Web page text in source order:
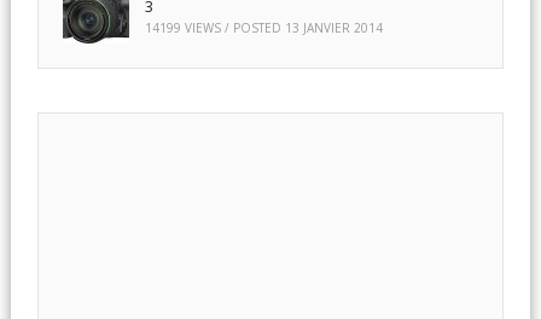
3
14199 VIEWS / POSTED 13 JANVIER 2014